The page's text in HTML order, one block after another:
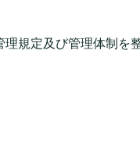
規定及び管理体制を